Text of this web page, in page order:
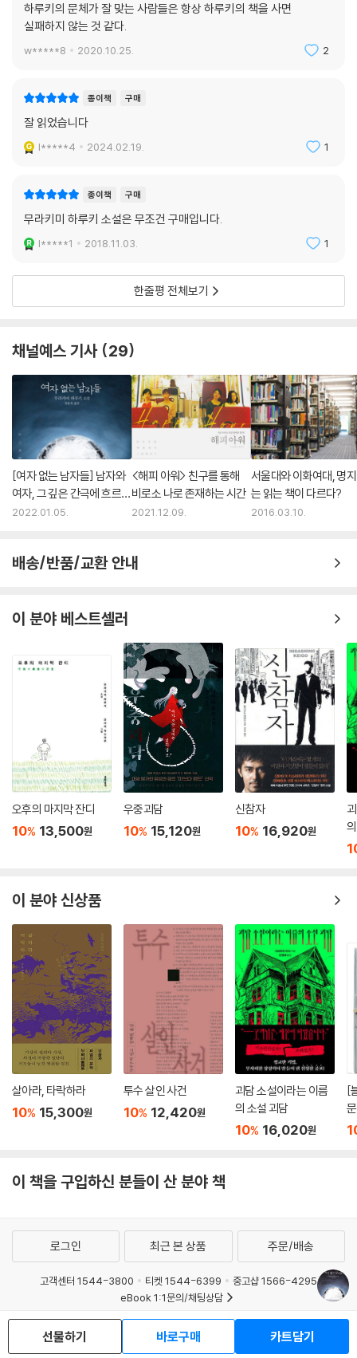
하루키의 문체가 잘 맞는 사람들은 항상 하루키의 책을 사면
실패하지 않는 것 같다.
w*****8 2020.10.25. 2
종이책 구매
잘 읽었습니다
l*****4 2024.02.19. 1
종이책 구매
무라키미 하루키 소설은 무조건 구매입니다.
l*****1 2018.11.03. 1
한줄평 전체보기
채널예스 기사 29
[여자 없는 남자들] 남자와
여자, 그 깊은 간극에 흐르는
비밀스러운 선율
2022.01.05.
<해피 아워> 친구를 통해
비로소 나로 존재하는 시간
2021.12.09.
서울대와 이화여대, 명
는 읽는 책이 다르다?
2016.03.10.
배송/반품/교환 안내
이 분야 베스트셀러
오후의 마지막 잔디
10% 13,500원
우중괴담
10% 15,120원
신참자
10% 16,920원
이 분야 신상품
살아라, 타락하라
10% 15,300원
투수 살인 사건
10% 12,420원
괴담 소설이라는 이름
의 소설 괴담
10% 16,020원
[
이 책을 구입하신 분들이 산 분야 책
선물하기 바로구매 카트담기
로그인 최근 본 상품 주문/배송
고객센터 1544-3800 티켓 1544-6399
중고샵 1566-4295
eBook 1:1문의/채팅상담
예스이십사(주) 사업자 정보
이용약관
개인정보처리방침
청소년보호정책